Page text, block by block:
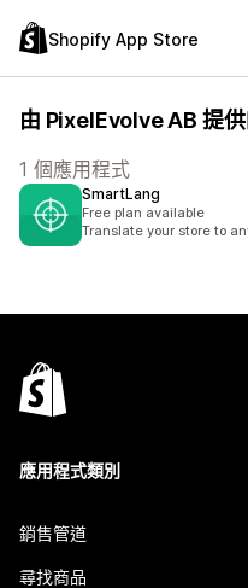
Shopify App Store
由 PixelEvolve AB 提
1 個應用程式
SmartLang
Free plan available
Translate your store to
應用程式類別
銷售管道
尋找商品